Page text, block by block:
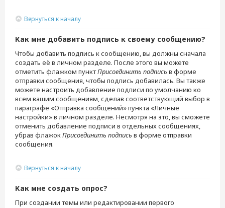
Вернуться к началу
Как мне добавить подпись к своему сообщению?
Чтобы добавить подпись к сообщению, вы должны сначала
создать её в личном разделе. После этого вы можете
отметить флажком пунктПрисоединить подпись в форме
отправки сообщения, чтобы подпись добавилась. Вы также
можете настроить добавление подписи по умолчанию ко
всем вашим сообщениям, сделав соответствующий выбор в
параграфе «Отправка сообщений» пункта «Личные
настройки» в личном разделе. Несмотря на это, вы сможете
отменить добавление подписи в отдельных сообщениях,
убрав флажокПрисоединить подпись в форме отправки
сообщения.
Вернуться к началу
Как мне создать опрос?
При создании темы или редактировании первого